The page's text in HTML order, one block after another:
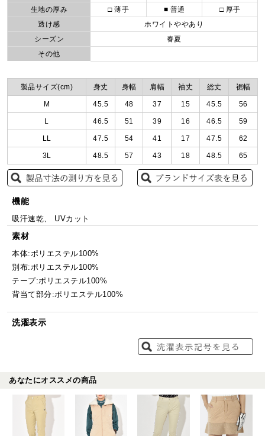
生地の厚み □ 薄手 ■ 普通
□ 厚手
透け感
ホワイトややあり
シーズン
春夏
その他
製品サイズ(cm) 身丈 身幅 肩幅 袖丈 総丈 裾幅
M 45.5 48 37 15 45.5 56
L 46.5 51 39 16 46.5 59
LL 47.5 54 41 17 47.5 62
3L 48.5 57 43 18 48.5 65
機能
吸汗速乾、 UVカット
素材
本体:ポリエステル100%
別布:ポリエステル100%
テープ:ポリエステル100%
背当て部分:ポリエステル100%
洗濯表示
あなたにオススメの商品